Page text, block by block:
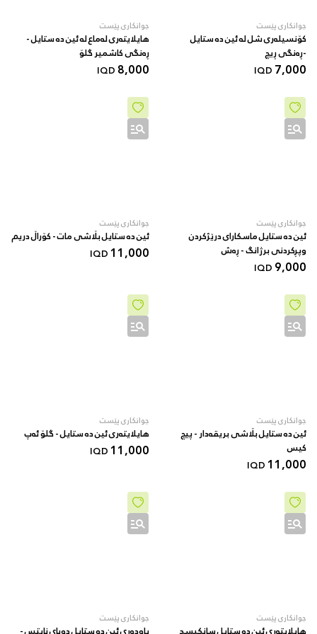
جوانکاری پێست
کۆنسیلەری شل لە ئین دە ستایل
-ڕەنگی ڕیچ
7,000
IQD
جوانکاری پێست
هایلایتەری لەماع لە ئین دە ستایل -
ڕەنگی کاشمیر گلۆ
8,000
IQD
جوانکاری پێست
ئین دە ستایل ماسکارای درێژکردن
وپڕکردنی برژانگ - ڕەش
9,000
IQD
جوانکاری پێست
ئین دە ستایل بڵاشی مات - کۆراڵ دریم
11,000
IQD
جوانکاری پێست
ئین دە ستایل بڵاشی بریقەدار - پیچ
کیس
11,000
IQD
جوانکاری پێست
هایلایتەری ئین دە ستایل - گلۆ ئەپ
11,000
IQD
جوانکاری پێست جوانکاری پێست